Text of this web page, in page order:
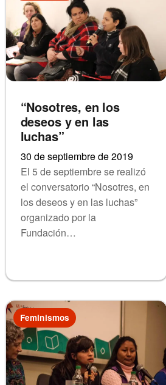
“Nosotres, en los
deseos y en las
luchas”
30 de septiembre de 2019
El 5 de septiembre se realizó
el conversatorio “Nosotres, en
los deseos y en las luchas”
organizado por la
Fundación…
Feminismos